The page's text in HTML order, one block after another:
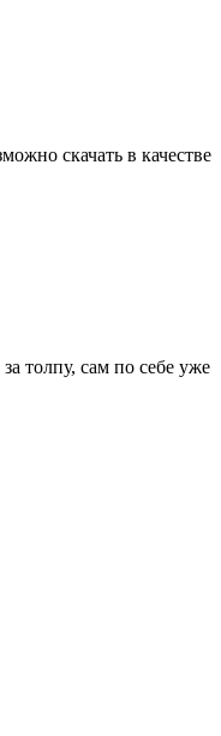
скачать в качестве
толпу, сам по себе уже